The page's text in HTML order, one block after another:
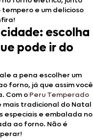
e um delicioso
escolha
pode ir do
a pena escolher um
forno, já que assim você
Com o Peru Temperado
mais tradicional do Natal
especiais e embalada no
ao forno. Não é